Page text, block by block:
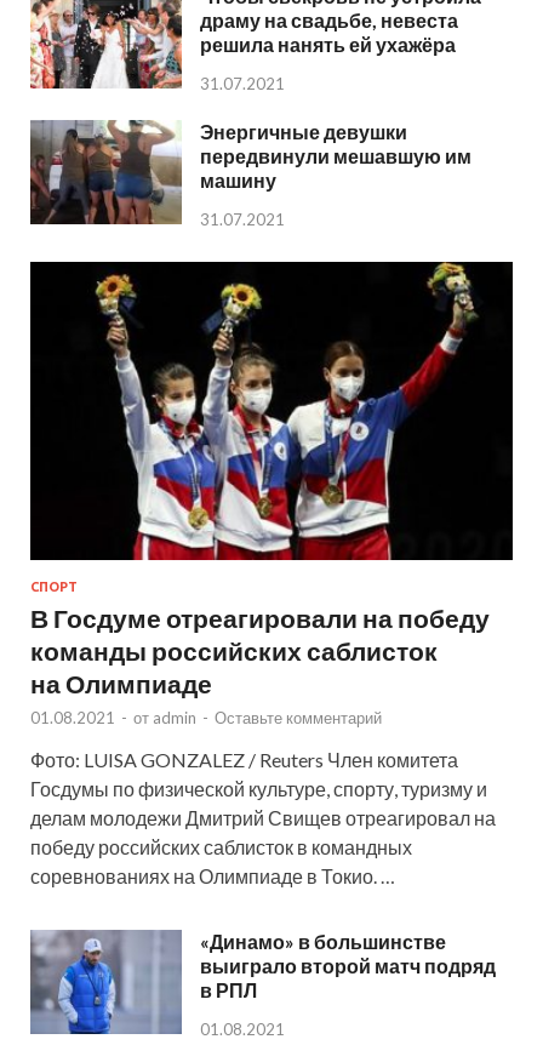
драму на свадьбе, невеста
решила нанять ей ухажёра
31.07.2021
Энергичные девушки
передвинули мешавшую им
машину
31.07.2021
СПОРТ
В Госдуме отреагировали на победу
команды российских саблисток
на Олимпиаде
01.08.2021 - от admin - Оставьте комментарий
Фото: LUISA GONZALEZ / Reuters Член комитета
Госдумы по физической культуре, спорту, туризму и
делам молодежи Дмитрий Свищев отреагировал на
победу российских саблисток в командных
соревнованиях на Олимпиаде в Токио. …
«Динамо» в большинстве
выиграло второй матч подряд
в РПЛ
01.08.2021